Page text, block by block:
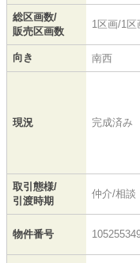
総区画数/
販売区画数
1区画/1区
向き 南西
現況 完成済み
取引態様/
引渡時期
仲介/相談
物件番号